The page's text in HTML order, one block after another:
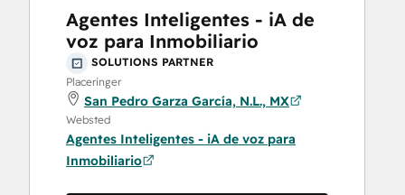
Agentes Inteligentes - iA de
voz para Inmobiliario
SOLUTIONS PARTNER
Placeringer
San Pedro Garza García, N.L., MX
Websted
Agentes Inteligentes - iA de voz para
Inmobiliario